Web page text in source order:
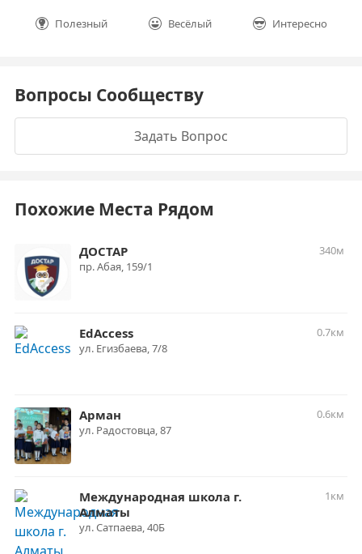
Полезный Весёлый Интересно
Вопросы Сообществу
Задать Вопрос
Похожие Места Рядом
ДОСТАР
340м
пр. Абая, 159/1
EdAccess
0.7км
​ул. Егизбаева, 7/8
Арман
0.6км
ул. Радостовца, 87
Международная школа г.
Алматы
1км
ул. Сатпаева, 40Б